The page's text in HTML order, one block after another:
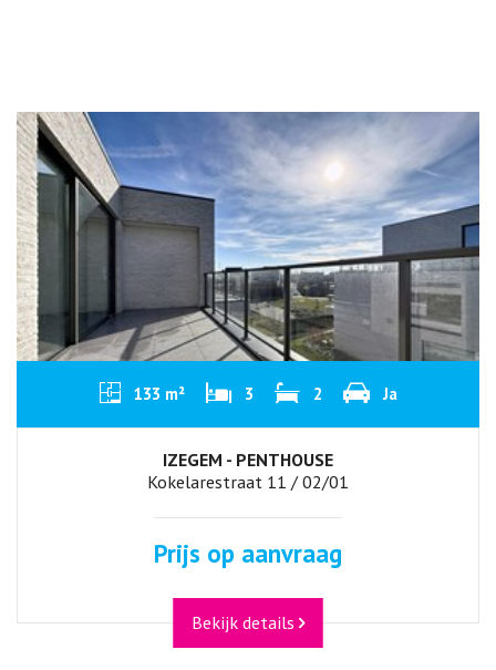
133 m² 3 2 Ja
IZEGEM - PENTHOUSE
Kokelarestraat 11 / 02/01
Prijs op aanvraag
Bekijk details